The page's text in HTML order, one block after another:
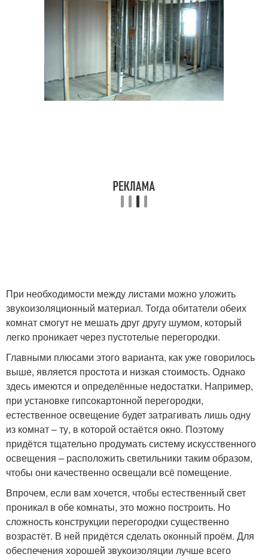
При необходимости между листами можно уложить
звукоизоляционный материал. Тогда обитатели обеих
комнат смогут не мешать друг другу шумом, который
легко проникает через пустотелые перегородки.
Главными плюсами этого варианта, как уже говорилось
выше, является простота и низкая стоимость. Однако
здесь имеются и определённые недостатки. Например,
при установке гипсокартонной перегородки,
естественное освещение будет затрагивать лишь одну
из комнат – ту, в которой остаётся окно. Поэтому
придётся тщательно продумать систему искусственного
освещения – расположить светильники таким образом,
чтобы они качественно освещали всё помещение.
Впрочем, если вам хочется, чтобы естественный свет
проникал в обе комнаты, это можно построить. Но
сложность конструкции перегородки существенно
возрастёт. В ней придётся сделать оконный проём. Для
обеспечения хорошей звукоизоляции лучше всего